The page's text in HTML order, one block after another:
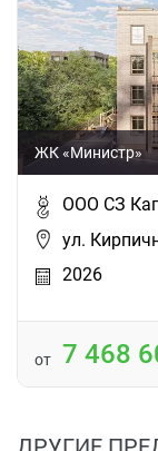
ЖК «Министр»
ООО СЗ
ул.
2026
от 7 468